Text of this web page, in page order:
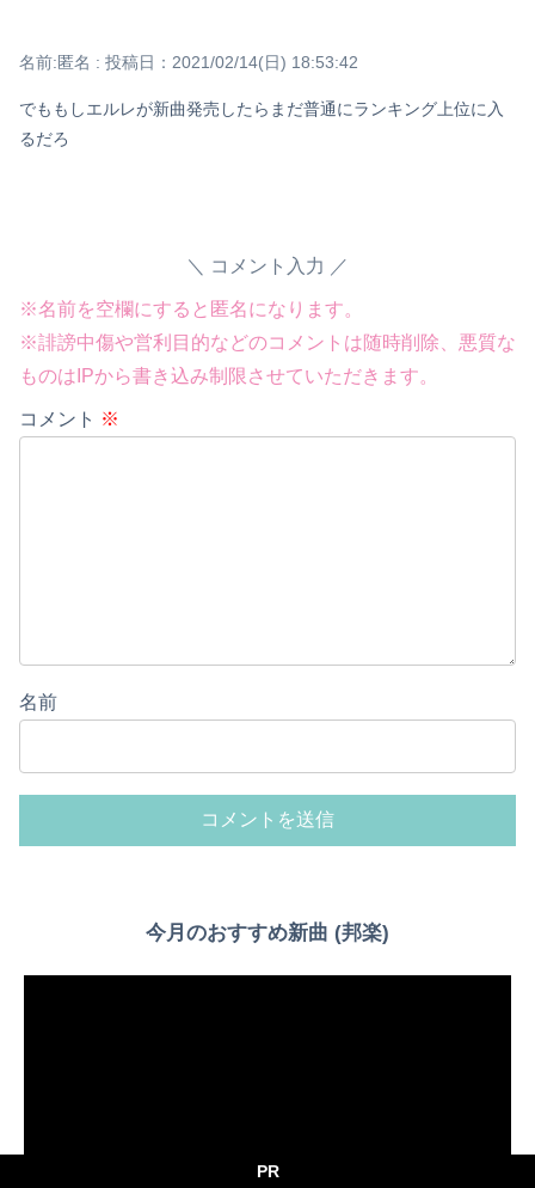
名前:匿名 : 投稿日：2021/02/14(日) 18:53:42
でももしエルレが新曲発売したらまだ普通にランキング上位に入
るだろ
コメント入力
※名前を空欄にすると匿名になります。
※誹謗中傷や営利目的などのコメントは随時削除、悪質な
ものはIPから書き込み制限させていただきます。
コメント ※
名前
今月のおすすめ新曲 (邦楽)
PR